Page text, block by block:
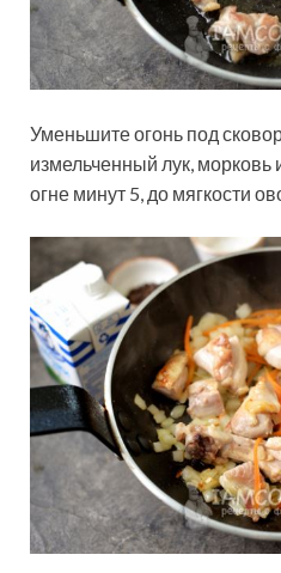
Уменьшите огонь под
измельченный лук, морковь
огне минут 5, до мягкости